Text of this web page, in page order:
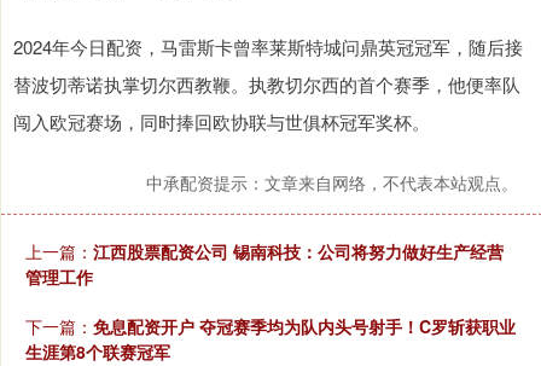
2024年今日配资，马雷斯卡曾率莱斯特城问鼎英冠冠军，随后接
替波切蒂诺执掌切尔西教鞭。执教切尔西的首个赛季，他便率队
闯入欧冠赛场，同时捧回欧协联与世俱杯冠军奖杯。
中承配资提示：文章来自网络，不代表本站观点。
上一篇： 江西股票配资公司 锡南科技：公司将努力做好生产经营
管理工作
下一篇： 免息配资开户 夺冠赛季均为队内头号射手！C罗斩获职业
生涯第8个联赛冠军